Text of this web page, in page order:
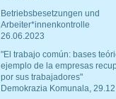
Betriebsbesetzungen und
Arbeiter*innenkontrolle
26.06.2023
"El trabajo común: bases
ejemplo de la empresas
por sus trabajadores"
Demokrazia Komunala,